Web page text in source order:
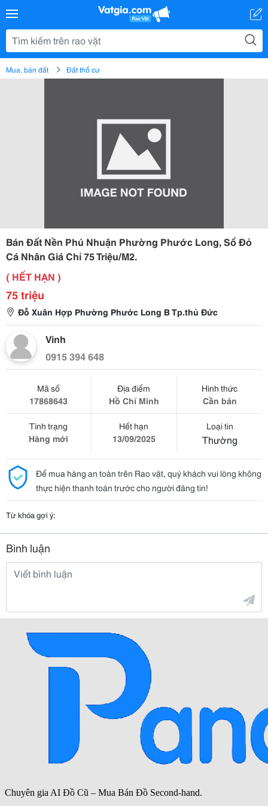
Mua, bán đất Đất thổ cư
Bán Đất Nền Phú Nhuận Phường Phước Long, Sổ Đỏ
Cá Nhân Giá Chỉ 75 Triệu/M2.
( HẾT HẠN )
75 triệu
Đỗ Xuân Hợp Phường Phước Long B Tp.thủ Đức
Vinh
0915 394 648
Mã số
17868643
Địa điểm
Hồ Chí Minh
Hình thức
Cần bán
Tình trạng
Hàng mới
Hết hạn
13/09/2025
Loại tin
Thường
Để mua hàng an toàn trên Rao vặt, quý khách vui lòng không
thực hiện thanh toán trước cho người đăng tin!
Từ khóa gợi ý:
Bình luận